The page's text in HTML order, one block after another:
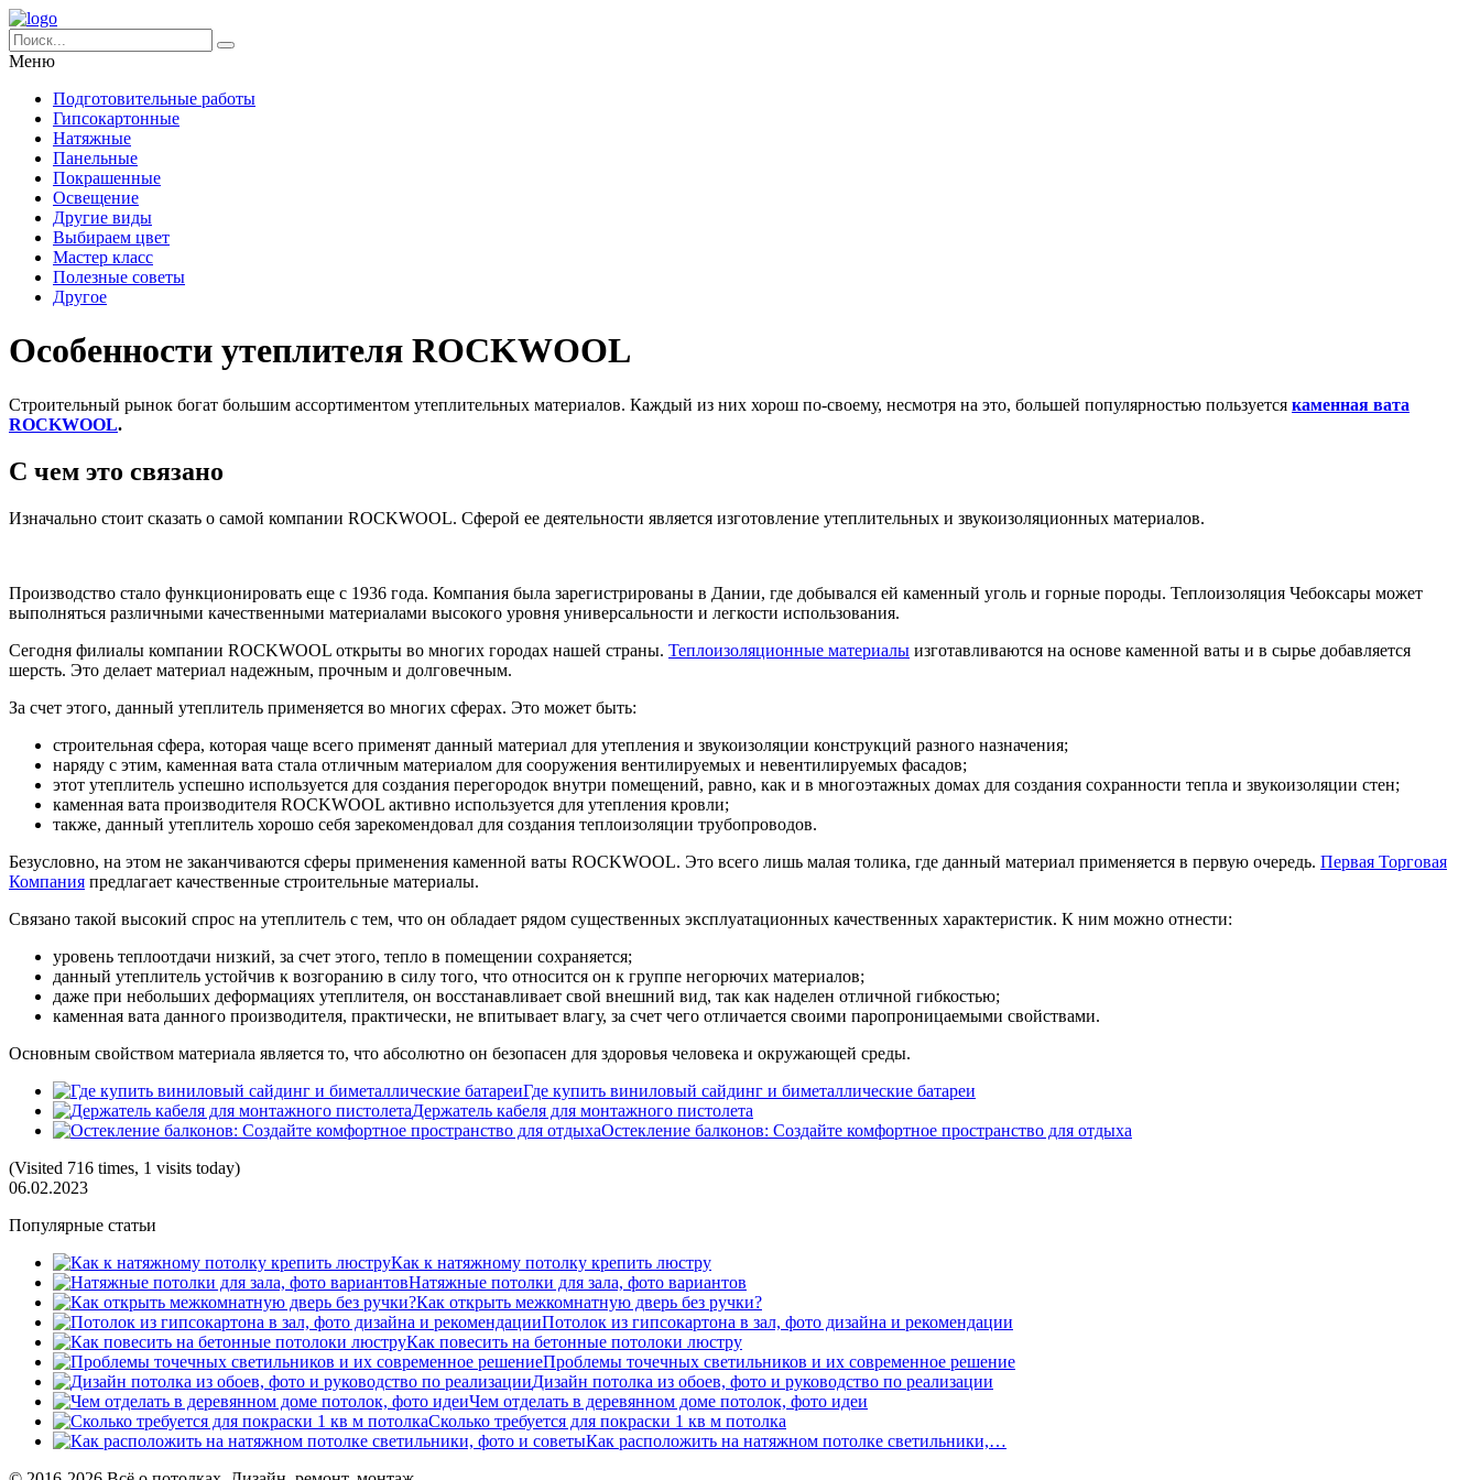
Меню
Подготовительные работы
Гипсокартонные
Натяжные
Панельные
Покрашенные
Освещение
Другие виды
Выбираем цвет
Мастер класс
Полезные советы
Другое
Особенности утеплителя ROCKWOOL
Строительный рынок богат большим ассортиментом утеплительных материалов. Каждый из них хорош по-своему, несмотря на это, большей популярностью пользуется каменная вата
ROCKWOOL.
С чем это связано
Изначально стоит сказать о самой компании ROCKWOOL. Сферой ее деятельности является изготовление утеплительных и звукоизоляционных материалов.
Производство стало функционировать еще с 1936 года. Компания была зарегистрированы в Дании, где добывался ей каменный уголь и горные породы. Теплоизоляция Чебоксары может
выполняться различными качественными материалами высокого уровня универсальности и легкости использования.
Сегодня филиалы компании ROCKWOOL открыты во многих городах нашей страны. Теплоизоляционные материалы изготавливаются на основе каменной ваты и в сырье добавляется
шерсть. Это делает материал надежным, прочным и долговечным.
За счет этого, данный утеплитель применяется во многих сферах. Это может быть:
строительная сфера, которая чаще всего применят данный материал для утепления и звукоизоляции конструкций разного назначения;
наряду с этим, каменная вата стала отличным материалом для сооружения вентилируемых и невентилируемых фасадов;
этот утеплитель успешно используется для создания перегородок внутри помещений, равно, как и в многоэтажных домах для создания сохранности тепла и звукоизоляции стен;
каменная вата производителя ROCKWOOL активно используется для утепления кровли;
также, данный утеплитель хорошо себя зарекомендовал для создания теплоизоляции трубопроводов.
Безусловно, на этом не заканчиваются сферы применения каменной ваты ROCKWOOL. Это всего лишь малая толика, где данный материал применяется в первую очередь. Первая Торговая
Компания предлагает качественные строительные материалы.
Связано такой высокий спрос на утеплитель с тем, что он обладает рядом существенных эксплуатационных качественных характеристик. К ним можно отнести:
уровень теплоотдачи низкий, за счет этого, тепло в помещении сохраняется;
данный утеплитель устойчив к возгоранию в силу того, что относится он к группе негорючих материалов;
даже при небольших деформациях утеплителя, он восстанавливает свой внешний вид, так как наделен отличной гибкостью;
каменная вата данного производителя, практически, не впитывает влагу, за счет чего отличается своими паропроницаемыми свойствами.
Основным свойством материала является то, что абсолютно он безопасен для здоровья человека и окружающей среды.
Где купить виниловый сайдинг и биметаллические батареи
Держатель кабеля для монтажного пистолета
Остекление балконов: Создайте комфортное пространство для отдыха
(Visited 716 times, 1 visits today)
06.02.2023
Популярные статьи
Как к натяжному потолку крепить люстру
Натяжные потолки для зала, фото вариантов
Как открыть межкомнатную дверь без ручки?
Потолок из гипсокартона в зал, фото дизайна и рекомендации
Как повесить на бетонные потолоки люстру
Проблемы точечных светильников и их современное решение
Дизайн потолка из обоев, фото и руководство по реализации
Чем отделать в деревянном доме потолок, фото идеи
Сколько требуется для покраски 1 кв м потолка
Как расположить на натяжном потолке светильники,…